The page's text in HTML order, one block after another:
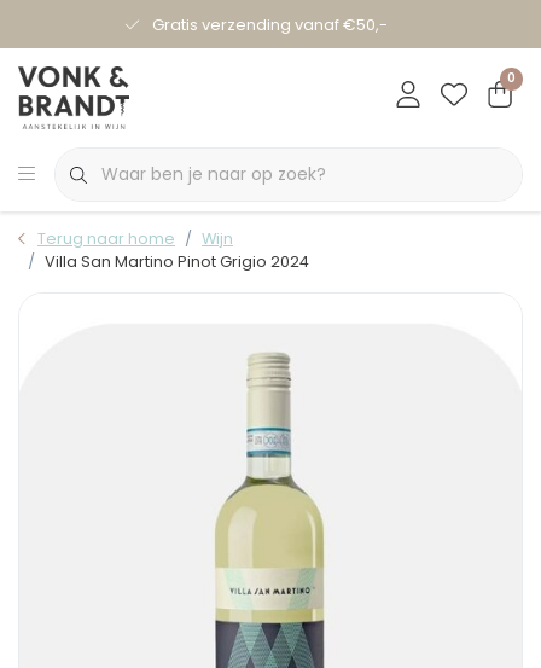
Gratis verzending vanaf €50,-
0
Terug naar home
Wijn
Villa San Martino Pinot Grigio 2024